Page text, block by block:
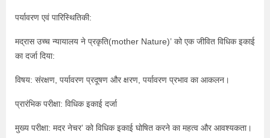
पर्यावरण एवं पारिस्थितिकी:
मद्रास उच्च न्यायालय ने प्रकृति(mother Nature)’ को एक जीवित विधिक इकाई
का दर्जा दिया:
विषय: संरक्षण, पर्यावरण प्रदूषण और क्षरण, पर्यावरण प्रभाव का आकलन।
प्रारंभिक परीक्षा: विधिक इकाई दर्जा
मुख्य परीक्षा: मदर नेचर’ को विधिक इकाई घोषित करने का महत्व और आवश्यकता।